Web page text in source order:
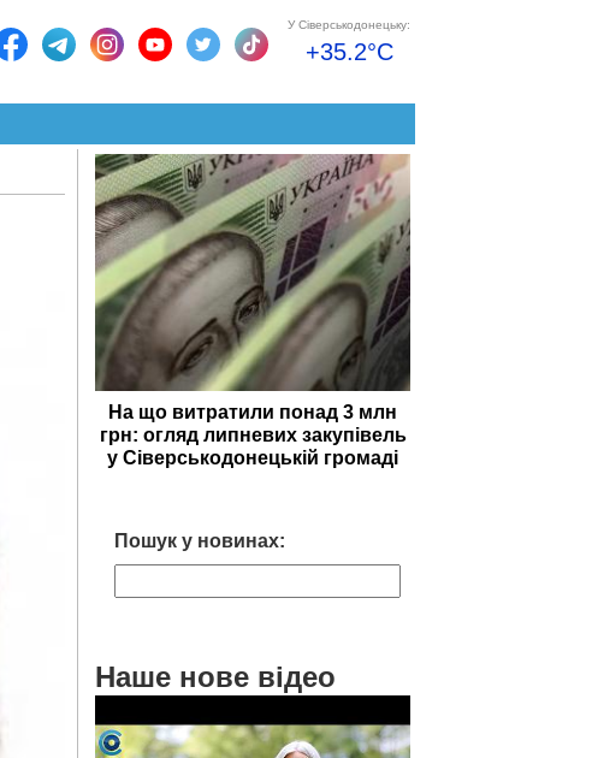
У Сіверськодонецьку:
+35.2°C
На що витратили понад 3 млн
грн: огляд липневих закупівель
у Сіверськодонецькій громаді
Пошук у новинах:
Наше нове відео